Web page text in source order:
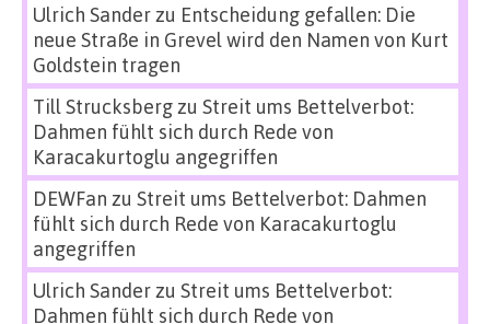
Ulrich Sanderzu Entscheidung gefallen: Die
neue Straße in Grevel wird den Namen von Kurt
Goldstein tragen
Till Strucksbergzu Streit ums Bettelverbot:
Dahmen fühlt sich durch Rede von
Karacakurtoglu angegriffen
DEWFan zu Streit ums Bettelverbot: Dahmen
fühlt sich durch Rede von Karacakurtoglu
angegriffen
Ulrich Sanderzu Streit ums Bettelverbot:
Dahmen fühlt sich durch Rede von